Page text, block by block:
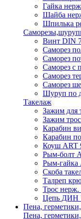
Гайка
Шайба
Шпилька
Винт DIN
Саморез
Саморез
Саморез с
Саморез
Саморез
Шуруп по
Такелаж
Зажим для
Зажим
Карабин
Карабин
Коуш ART
Рым-болт
Рым-гайка
Скоба
Талреп
Трос
Цепь ДИН
Пена,
Пена,